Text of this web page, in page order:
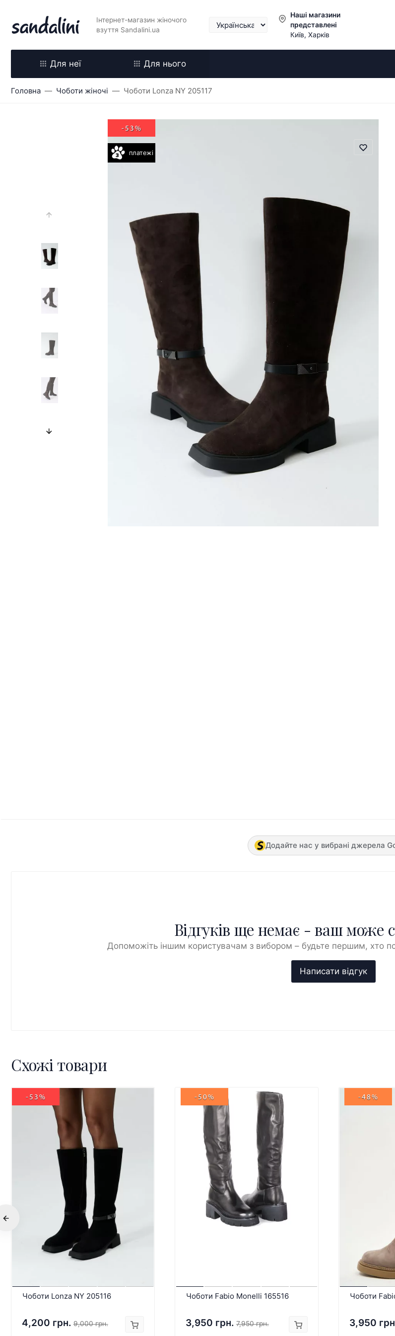
Інтернет-магазин жіночого
взуття Sandalini.ua
Наші магазини
представлені
Київ, Харків
Для неї Для нього
Головна Чоботи жіночі Чоботи Lonza NY 205117
платежі
-53%
Додайте нас у вибрані джерела
Відгуків ще немає - ваш може
Допоможіть іншим користувачам з вибором – будьте першим, хто
Схожі товари
-53%
Чоботи Lonza NY 205116
4,200 грн. 9,000 грн.
-50%
Чоботи Fabio Monelli 165516
3,950 грн. 7,950 грн.
-48%
Чоботи
3,950